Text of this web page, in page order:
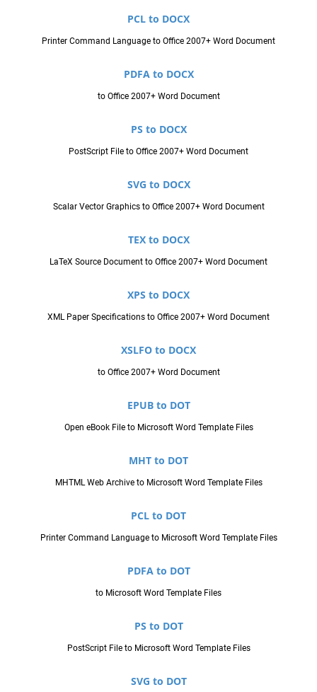
PCL to DOCX
Printer Command Language to Office 2007+ Word Document
PDFA to DOCX
to Office 2007+ Word Document
PS to DOCX
PostScript File to Office 2007+ Word Document
SVG to DOCX
Scalar Vector Graphics to Office 2007+ Word Document
TEX to DOCX
LaTeX Source Document to Office 2007+ Word Document
XPS to DOCX
XML Paper Specifications to Office 2007+ Word Document
XSLFO to DOCX
to Office 2007+ Word Document
EPUB to DOT
Open eBook File to Microsoft Word Template Files
MHT to DOT
MHTML Web Archive to Microsoft Word Template Files
PCL to DOT
Printer Command Language to Microsoft Word Template Files
PDFA to DOT
to Microsoft Word Template Files
PS to DOT
PostScript File to Microsoft Word Template Files
SVG to DOT